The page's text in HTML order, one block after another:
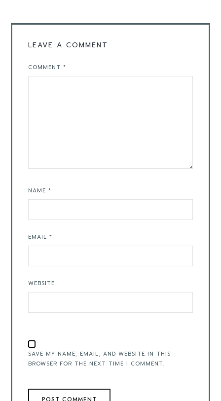
LEAVE A COMMENT
COMMENT*
NAME*
EMAIL*
WEBSITE
SAVE MY NAME, EMAIL, AND WEBSITE IN THIS
BROWSER FOR THE NEXT TIME I COMMENT.